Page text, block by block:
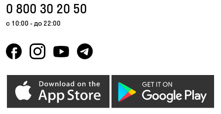
0 800 30 20 50
с 10:00 - до 22:00